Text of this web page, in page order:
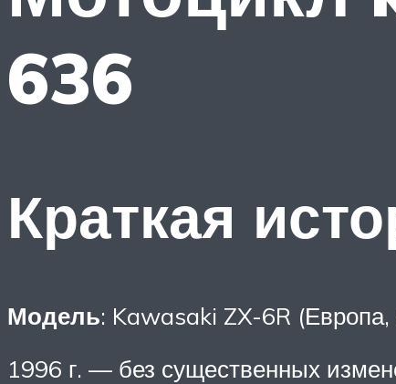
636
Краткая
Модель: Kawasaki ZX-6R
1996 г. — без существенных